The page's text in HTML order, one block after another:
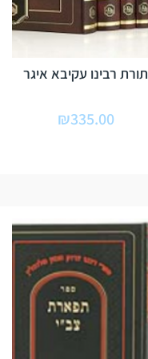
תורת רבינו עקיבא איגר
₪335.00